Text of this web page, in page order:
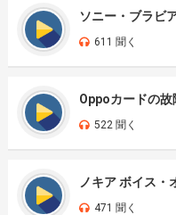
ソニー・ブラビ
611 聞く
Oppoカードの故
522 聞く
ノキア ボイス・
471 聞く